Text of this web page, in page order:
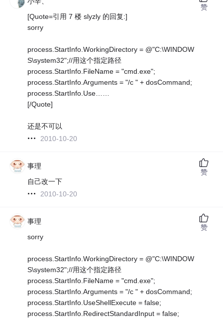
[Quote=引用 7 楼 slyzly 的回复:]
sorry
process.StartInfo.WorkingDirectory = @"C:\WINDOW
S\system32";//用这个指定路径
process.StartInfo.FileName = "cmd.exe";
process.StartInfo.Arguments = "/c " + dosCommand;
process.StartInfo.Use……
[/Quote]
还是不可以
2010-10-20
赞
事理
自己改一下
2010-10-20
赞
事理
sorry
process.StartInfo.WorkingDirectory = @"C:\WINDOW
S\system32";//用这个指定路径
process.StartInfo.FileName = "cmd.exe";
process.StartInfo.Arguments = "/c " + dosCommand;
process.StartInfo.UseShellExecute = false;
process.StartInfo.RedirectStandardInput = false;
赞